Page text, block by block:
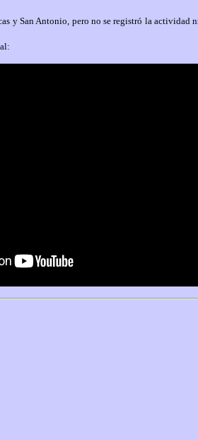
y San Antonio, pero no se registró la